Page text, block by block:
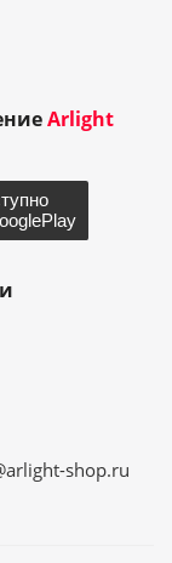
Arlight
shop.ru